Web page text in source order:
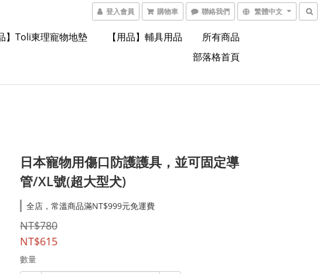
登入會員 購物車 聯絡我們 繁體中文
】Toli東理寵物地墊 【用品】輔具用品
所有商品
部落格首頁
日本寵物用傷口防護護具，並可固定導
管/XL號(超大型犬)
全店，常溫商品滿NT$999元免運費
NT$780
NT$615
數量